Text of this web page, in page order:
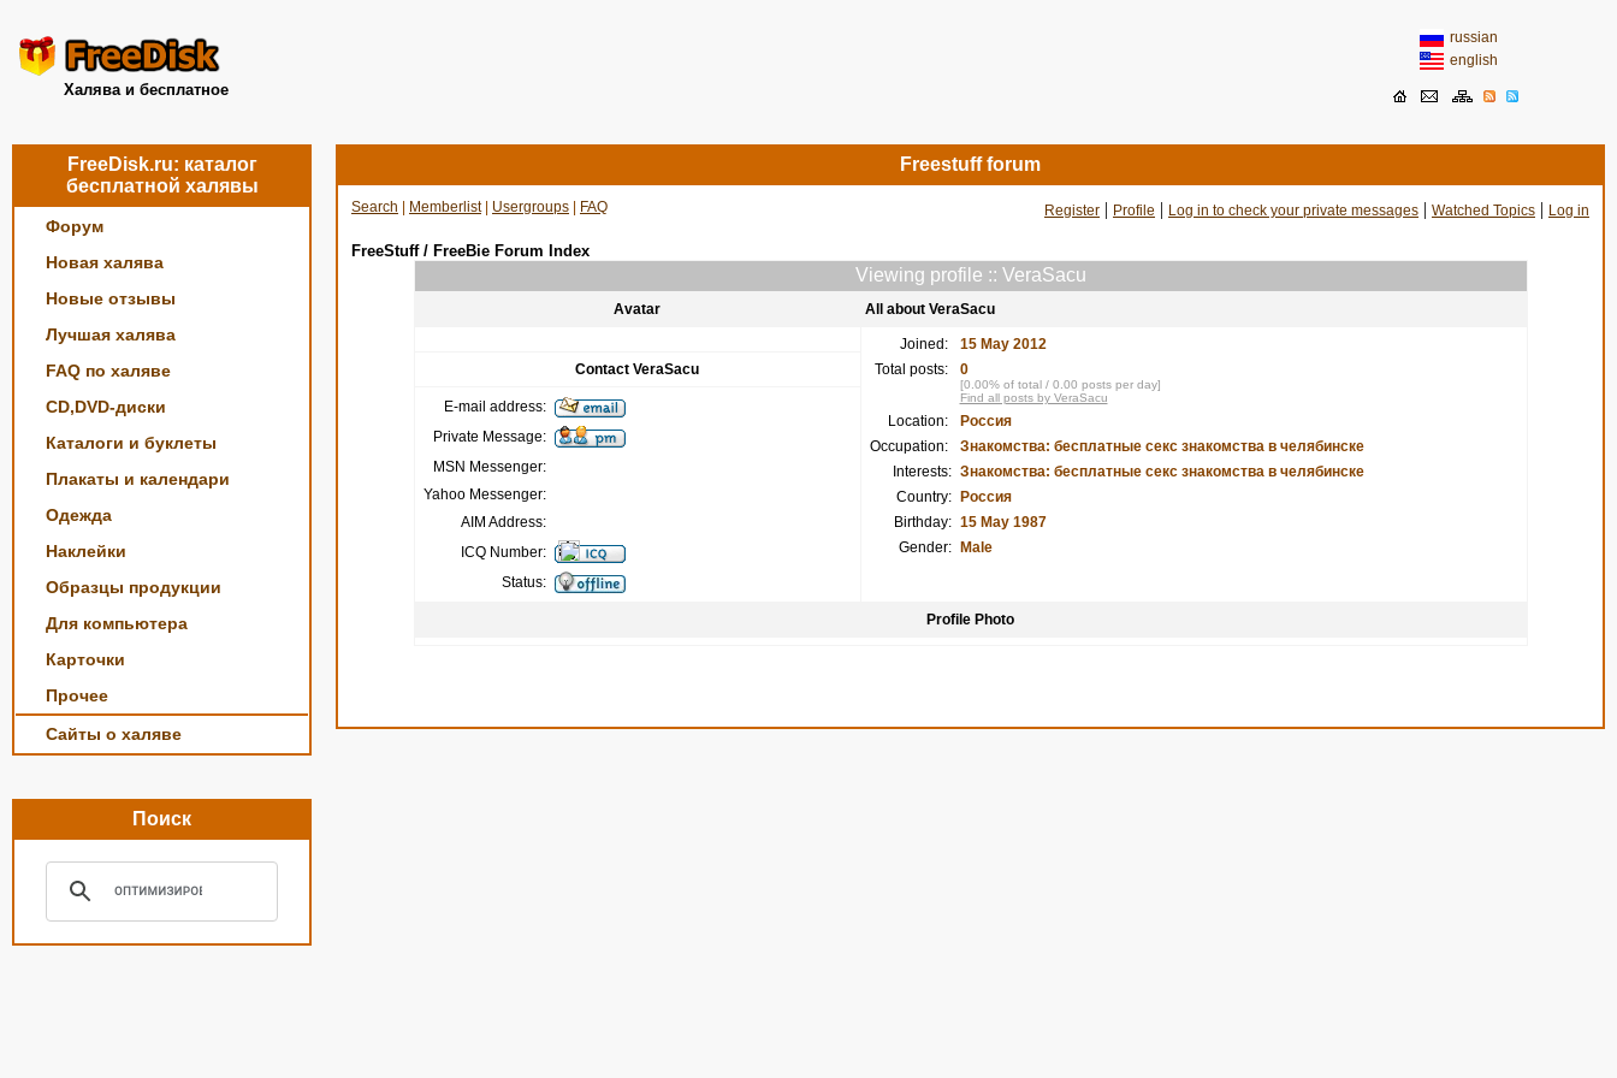
Халява и бесплатное
russian
english
FreeDisk.ru: каталог
бесплатной халявы
Форум
Новая халява
Новые отзывы
Лучшая халява
FAQ по халяве
CD,DVD-диски
Каталоги и буклеты
Плакаты и календари
Одежда
Наклейки
Образцы продукции
Для компьютера
Карточки
Прочее
Сайты о халяве
Поиск
Freestuff forum
Search Memberlist| Usergroups FAQ Register | Profile | Log in to check your private messages | Watched Topics | Log in
FreeStuff / FreeBie Forum Index
Viewing profile :: VeraSacu
Avatar All about VeraSacu
Joined:
15 May 2012
Total posts:
0
[0.00% of total / 0.00 posts per day]
Find all posts by VeraSacu
Location:
Россия
Occupation:
Знакомства: бесплатные секс знакомства в челябинске
Interests: Знакомства: бесплатные секс знакомства в челябинске
Country:
Россия
Birthday: 15 May 1987
Gender:
Male
Contact VeraSacu
E-mail address:
Private Message:
MSN Messenger:
Yahoo Messenger:
AIM Address:
ICQ Number:
Status:
Profile Photo